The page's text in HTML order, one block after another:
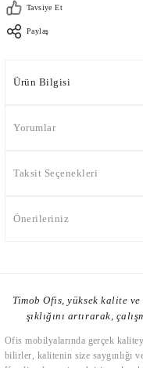
Tavsiye Et
Paylaş
Ürün Bilgisi
Yorumlar
Taksit Seçenekleri
Önerileriniz
Timob Ofis, yüksek kalite
şıklığını artırarak,
Ofis mobilyalarında gerçek
bilirler, kalitenin size saygınlığı